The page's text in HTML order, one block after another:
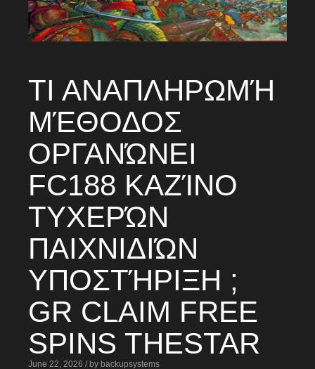
ΤΙ ΑΝΑΠΛΗΡΩΜΉ
ΜΈΘΟΔΟΣ
ΟΡΓΑΝΏΝΕΙ
FC188 ΚΑΖΊΝΟ
ΤΥΧΕΡΏΝ
ΠΑΙΧΝΙΔΙΏΝ
ΥΠΟΣΤΉΡΙΞΗ ;
GR CLAIM FREE
SPINS THESTAR
June 22, 2026 / by backupsystems